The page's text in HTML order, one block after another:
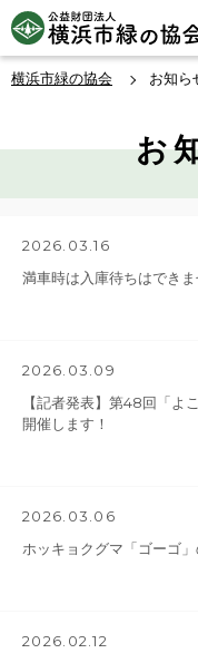
横浜市緑の協会 お知ら
お
2026.03.16
満車時は入庫待ちはできま
2026.03.09
【記者発表】第48回「よ
開催します！
2026.03.06
ホッキョクグマ「ゴーゴ
2026.02.12